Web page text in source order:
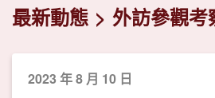
最新動態 外訪參觀考
2023 年 8 月 10 日